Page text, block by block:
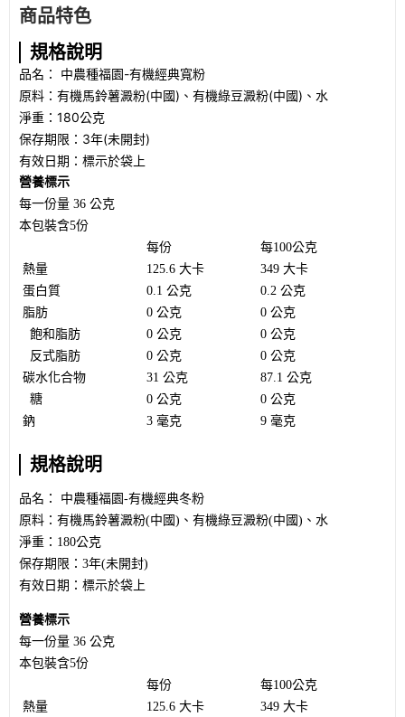
商品特色
規格說明
品名： 中農種福園-有機經典寬粉
原料：有機馬鈴薯澱粉(中國)、有機綠豆澱粉(中國)、水
淨重：180公克
保存期限：3年(未開封)
有效日期：標示於袋上
營養標示
每一份量 36 公克
本包裝含5份
每份
每100公克
熱量
125.6 大卡
349 大卡
蛋白質
0.1 公克
0.2 公克
脂肪
0 公克
0 公克
飽和脂肪
0 公克
0 公克
反式脂肪
0 公克
0 公克
碳水化合物
31 公克
87.1 公克
糖
0 公克
0 公克
鈉
3 毫克 9 毫克
規格說明
品名： 中農種福園-有機經典冬粉
原料：有機馬鈴薯澱粉(中國)、有機綠豆澱粉(中國)、水
淨重：180公克
保存期限：3年(未開封)
有效日期：標示於袋上
營養標示
每一份量 36 公克
本包裝含5份
每份
每100公克
熱量
125.6 大卡
349 大卡